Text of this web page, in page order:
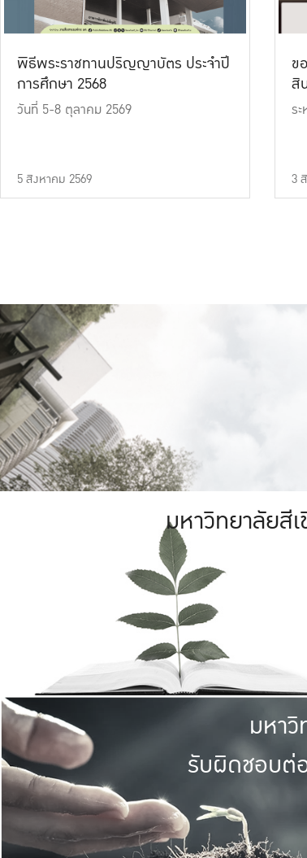
พิธีพระราชทานปริญญาบัตร ประจำปี
การศึกษา 2568
วันที่ 5-8 ตุลาคม 2569
5 สิงหาคม 2569
ข
สิ
ร
3
มหาวิทยาลัยสี
มหา
รับผิดชอบต่